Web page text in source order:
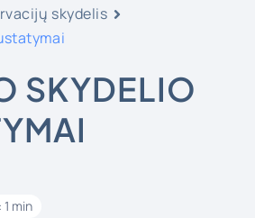
skydelis
SKYDELIO
min